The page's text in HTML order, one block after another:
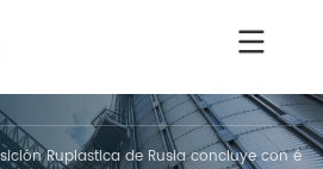
Ruplastica de Rusia concluye con